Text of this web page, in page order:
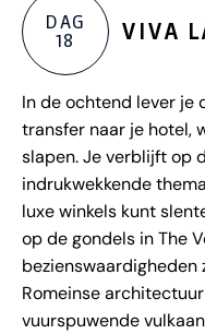
DAG
18
VIVA
In de ochtend lever je
transfer naar je hotel,
slapen. Je verblijft op
indrukwekkende
luxe winkels kunt
op de gondels in The
bezienswaardigheden
Romeinse
vuurspuwende